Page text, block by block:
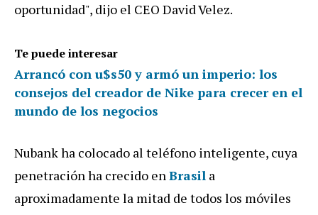
oportunidad", dijo el CEO David Velez.
Te puede interesar
Arrancó con u$s50 y armó un imperio: los
consejos del creador de Nike para crecer en el
mundo de los negocios
Nubank ha colocado al teléfono inteligente, cuya
penetración ha crecido enBrasil a
aproximadamente la mitad de todos los móviles